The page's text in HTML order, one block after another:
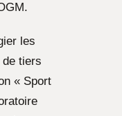
les
tiers
« Sport